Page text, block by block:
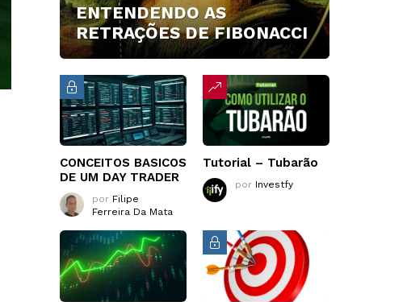
ENTENDENDO AS
RETRAÇÕES DE FIBONACCI
CONCEITOS BASICOS
DE UM DAY TRADER
por Filipe
Ferreira Da Mata
Tutorial – Tubarão
por Investfy